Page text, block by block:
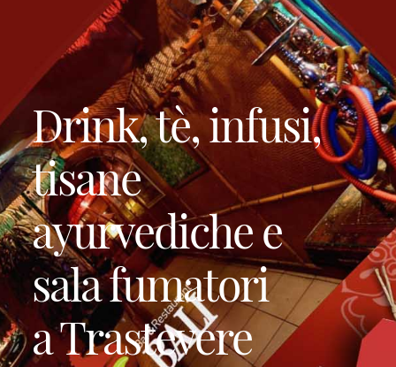
Drink, tè, infusi,
tisane
ayurvediche e
sala fumatori
a Trastevere